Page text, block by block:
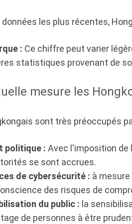
données les plus récentes,
: Ce chiffre peut varier
statistiques provenant de
mesure les
sont très préoccupés
politique : Avec l'imposition de
se sont accrues.
de cybersécurité : à
des risques de
du public : la
de personnes à être